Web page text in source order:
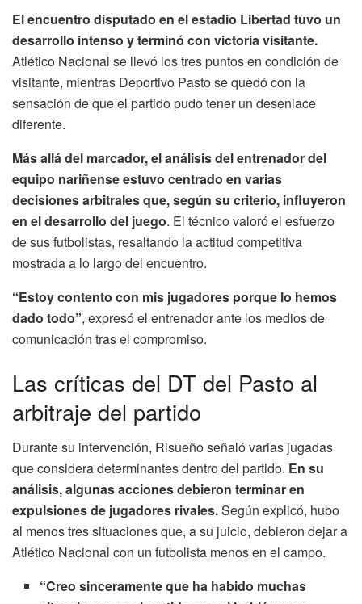
El encuentro disputado en el estadio Libertad tuvo un
desarrollo intenso y terminó con victoria visitante.
Atlético Nacional se llevó los tres puntos en condición de
visitante, mientras Deportivo Pasto se quedó con la
sensación de que el partido pudo tener un desenlace
diferente.
Más allá del marcador, el análisis del entrenador del
equipo nariñense estuvo centrado en varias
decisiones arbitrales que, según su criterio, influyeron
en el desarrollo del juego. El técnico valoró el esfuerzo
de sus futbolistas, resaltando la actitud competitiva
mostrada a lo largo del encuentro.
“Estoy contento con mis jugadores porque lo hemos
dado todo”, expresó el entrenador ante los medios de
comunicación tras el compromiso.
Las críticas del DT del Pasto al
arbitraje del partido
Durante su intervención, Risueño señaló varias jugadas
que considera determinantes dentro del partido. En su
análisis, algunas acciones debieron terminar en
expulsiones de jugadores rivales.Según explicó, hubo
al menos tres situaciones que, a su juicio, debieron dejar a
Atlético Nacional con un futbolista menos en el campo.
“Creo sinceramente que ha habido muchas